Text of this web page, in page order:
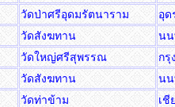
วัดป่าศรีอุดมรัตนาราม
อุ
วัดสังฆทาน
น
วัดใหญ่ศรีสุพรรณ
กรุ
วัดสังฆทาน
น
วัดท่าข้าม
เชี